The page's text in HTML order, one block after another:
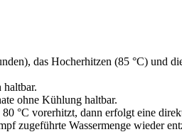
das Hocherhitzen (85 °C) und
ohne Kühlung haltbar.
°C vorerhitzt, dann erfolgt eine
zugeführte Wassermenge wieder